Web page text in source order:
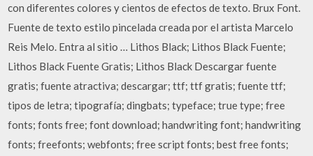
con diferentes colores y cientos de efectos de texto. Brux Font.
Fuente de texto estilo pincelada creada por el artista Marcelo
Reis Melo. Entra al sitio … Lithos Black; Lithos Black Fuente;
Lithos Black Fuente Gratis; Lithos Black Descargar fuente
gratis; fuente atractiva; descargar; ttf; ttf gratis; fuente ttf;
tipos de letra; tipografía; dingbats; typeface; true type; free
fonts; fonts free; font download; handwriting font; handwriting
fonts; freefonts; webfonts; free script fonts; best free fonts;